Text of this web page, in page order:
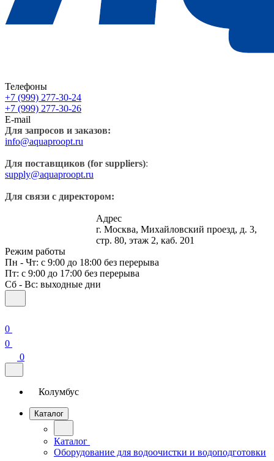
Телефоны
+7 (999) 277-30-24
+7 (999) 277-30-26
E-mail
Для запросов и заказов:
info@aquaproopt.ru
Для поставщиков (for suppliers):
supply@aquaproopt.ru
Для связи с директором:
Адрес
г. Москва, Михайловский проезд, д. 3,
стр. 80, этаж 2, каб. 201
Режим работы
Пн - Чт: с 9:00 до 18:00 без перерыва
Пт: с 9:00 до 17:00 без перерыва
Сб - Вс: выходные дни
0
0
0
Колумбус
Каталог
Каталог
Оборудование для водоочистки и водоподготовки